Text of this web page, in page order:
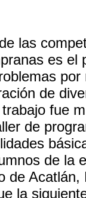
las
es el
de
fue
de
de la
de
la